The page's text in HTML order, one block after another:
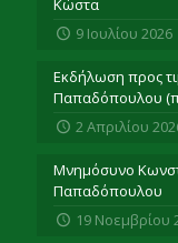
Κώστα
9 Ιουλίου 2026
Εκδήλωση προς
Παπαδόπουλου
2 Απριλίου
Μνημόσυνο
Παπαδόπουλου
19 Νοεμβρίου